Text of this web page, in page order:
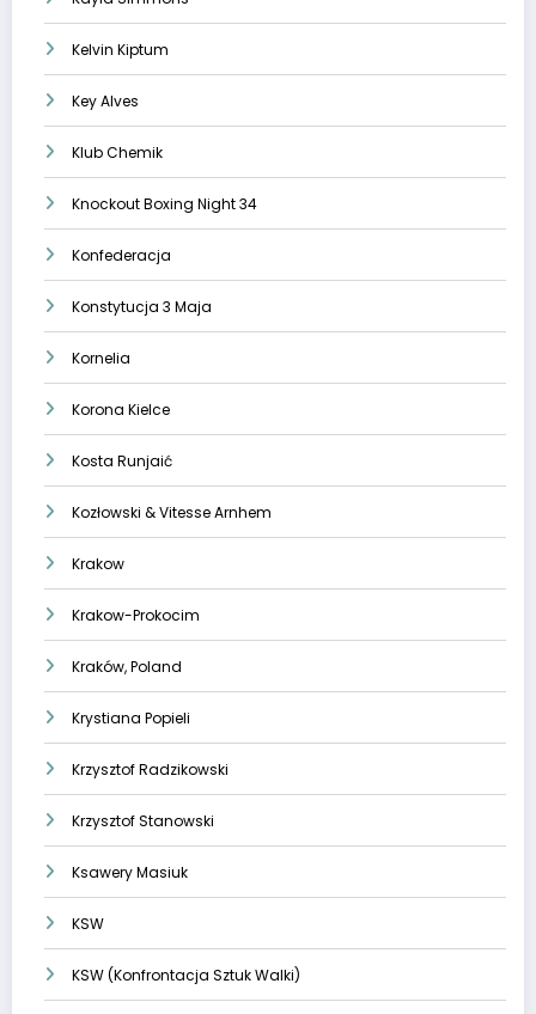
Kelvin Kiptum
Key Alves
Klub Chemik
Knockout Boxing Night 34
Konfederacja
Konstytucja 3 Maja
Kornelia
Korona Kielce
Kosta Runjaić
Kozłowski & Vitesse Arnhem
Krakow
Krakow-Prokocim
Kraków, Poland
Krystiana Popieli
Krzysztof Radzikowski
Krzysztof Stanowski
Ksawery Masiuk
KSW
KSW (Konfrontacja Sztuk Walki)